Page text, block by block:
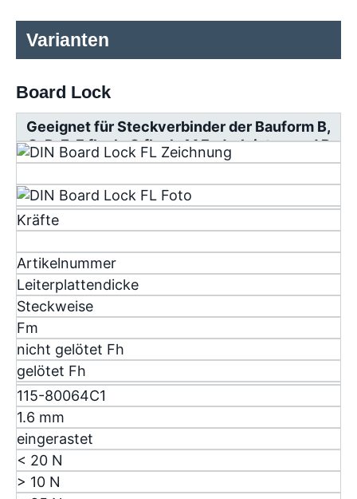
Varianten
Board Lock
Geeignet für Steckverbinder der Bauform B,
C, D, E, F flach, G flach, M Federleisten und R
Messerleisten
Kräfte
Artikelnummer
Leiterplattendicke
Steckweise
Fm
nicht gelötet Fh
gelötet Fh
115-80064C1
1.6 mm
eingerastet
< 20 N
> 10 N